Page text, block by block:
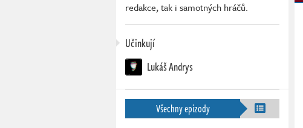
redakce, tak i samotných hráčů.
Učinkují
Lukáš Andrys
Všechny epizody